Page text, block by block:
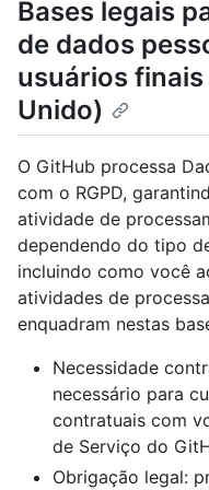
Bases legais
de dados
usuários finais
Unido)
O GitHub processa
com o RGPD,
atividade de
dependendo do tipo
incluindo como você
atividades de
enquadram nestas
Necessidade
necessário para
contratuais com
de Serviço do
Obrigação legal: